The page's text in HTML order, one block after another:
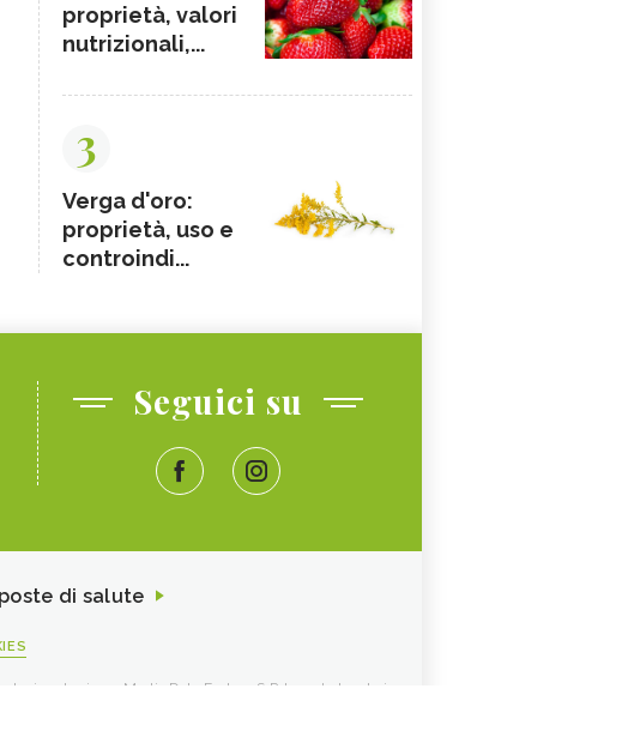
proprietà, valori
nutrizionali,...
3
Verga d'oro:
proprietà, uso e
controindi...
Seguici su
di salute
riproduzione. Media Data Factory S.R.L. sede legale in